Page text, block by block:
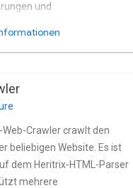
und
Web-Crawler crawlt den
beliebigen Website. Es ist
dem Heritrix-HTML-Parser
mehrere